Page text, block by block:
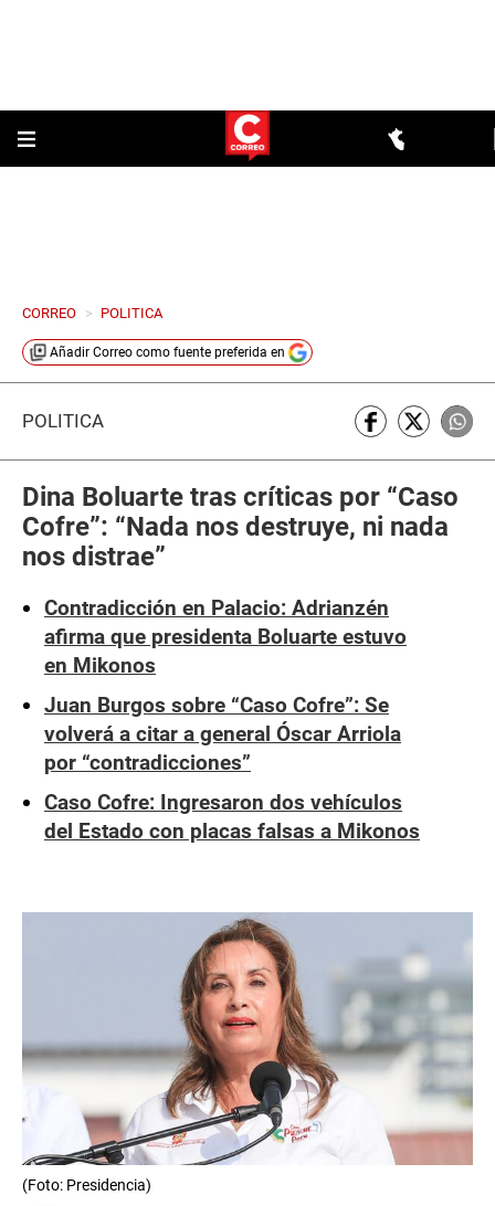
CORREO > POLITICA
Añadir Correo como fuente preferida en
POLÍTICA
Dina Boluarte tras críticas por “Caso
Cofre”: “Nada nos destruye, ni nada
nos distrae”
Contradicción en Palacio: Adrianzén
afirma que presidenta Boluarte estuvo
en Mikonos
Juan Burgos sobre “Caso Cofre”: Se
volverá a citar a general Óscar Arriola
por “contradicciones”
Caso Cofre: Ingresaron dos vehículos
del Estado con placas falsas a Mikonos
(Foto: Presidencia)